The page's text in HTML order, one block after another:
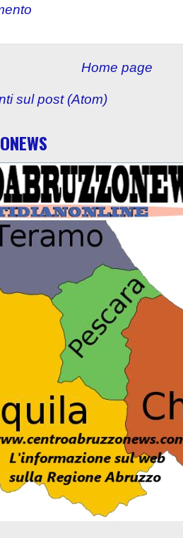
Home page
sul post (Atom)